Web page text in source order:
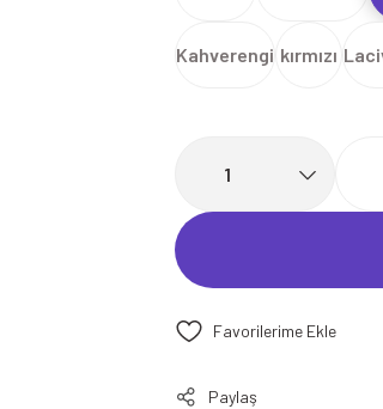
Kahverengi kırmızı
Paylaş